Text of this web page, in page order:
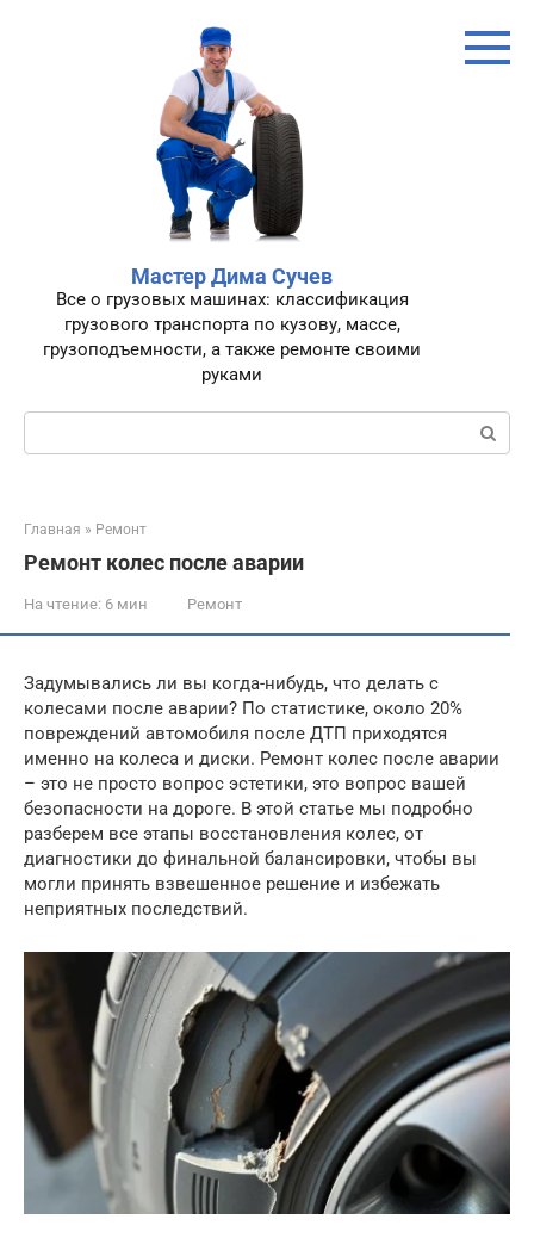
Мастер Дима Сучев
Все о грузовых машинах: классификация
грузового транспорта по кузову, массе,
грузоподъемности, а также ремонте своими
руками
Поиск:
Главная » Ремонт
Ремонт колес после аварии
На чтение: 6 мин Ремонт
Задумывались ли вы когда-нибудь, что делать с
колесами после аварии? По статистике, около 20%
повреждений автомобиля после ДТП приходятся
именно на колеса и диски. Ремонт колес после аварии
– это не просто вопрос эстетики, это вопрос вашей
безопасности на дороге. В этой статье мы подробно
разберем все этапы восстановления колес, от
диагностики до финальной балансировки, чтобы вы
могли принять взвешенное решение и избежать
неприятных последствий.